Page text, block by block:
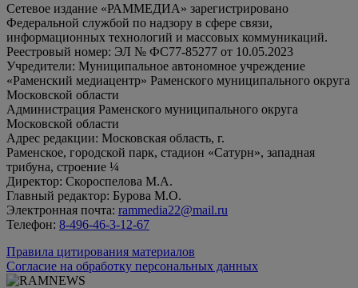
Сетевое издание «РАММЕДИА» зарегистрировано
Федеральной службой по надзору в сфере связи,
информационных технологий и массовых коммуникаций.
Реестровый номер: ЭЛ № ФС77-85277 от 10.05.2023
Учредители: Муниципальное автономное учреждение
«Раменский медиацентр» Раменского муниципального округа
Московской области
Администрация Раменского муниципального округа
Московской области
Адрес редакции: Московская область, г.
Раменское, городской парк, стадион «Сатурн», западная
трибуна, строение ¼
Директор: Скороспелова М.А.
Главный редактор: Бурова М.О.
Электронная почта: rammedia22@mail.ru
Телефон: 8-496-46-3-12-67
Правила цитирования материалов
Согласие на обработку персональных данных